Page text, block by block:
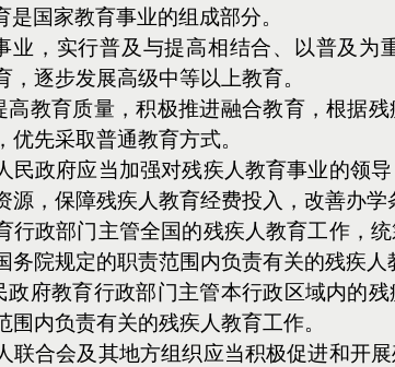
国家教育事业的组成部分。
业，实行普及与提高相结合、以普及为
逐步发展高级中等以上教育。
高教育质量，积极推进融合教育，根据
先采取普通教育方式。
民政府应当加强对残疾人教育事业的领
源，保障残疾人教育经费投入，改善办学
行政部门主管全国的残疾人教育工作，
务院规定的职责范围内负责有关的残疾人
政府教育行政部门主管本行政区域内的
内负责有关的残疾人教育工作。
联合会及其地方组织应当积极促进和开